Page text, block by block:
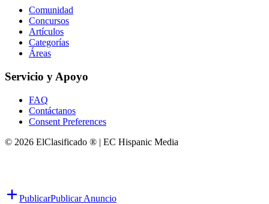
Comunidad
Concursos
Artículos
Categorías
Áreas
Servicio y Apoyo
FAQ
Contáctanos
Consent Preferences
© 2026 ElClasificado ® | EC Hispanic Media
PublicarPublicar Anuncio